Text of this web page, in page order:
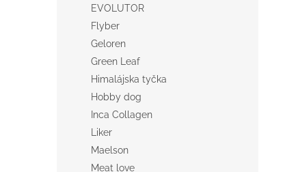
EVOLUTOR
Flyber
Geloren
Green Leaf
Himalájska tyčka
Hobby dog
Inca Collagen
Liker
Maelson
Meat love